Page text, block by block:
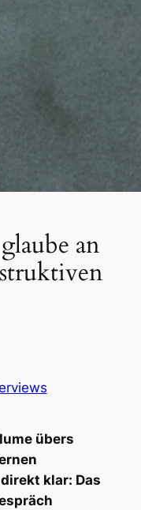
an
übers
klar: Das